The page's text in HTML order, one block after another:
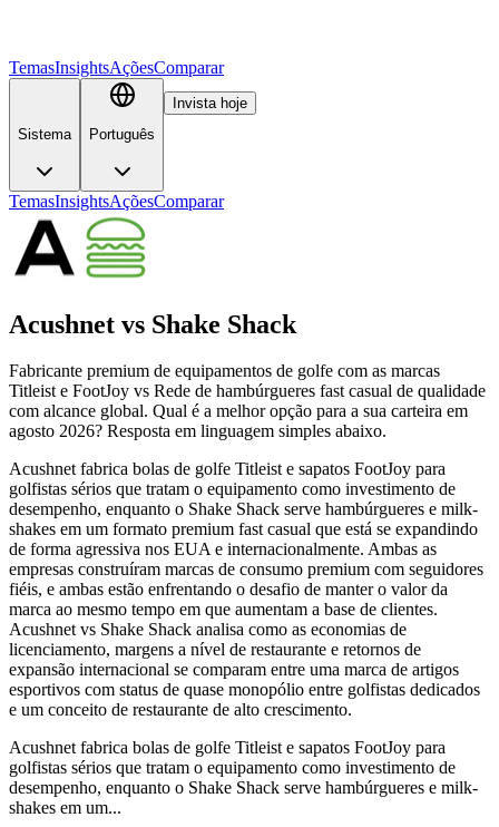
TemasInsightsAçõesComparar
Sistema Português
Invista hoje
TemasInsightsAçõesComparar
Acushnet vs Shake Shack
Fabricante premium de equipamentos de golfe com as marcas
Titleist e FootJoy vs Rede de hambúrgueres fast casual de qualidade
com alcance global. Qual é a melhor opção para a sua carteira em
agosto 2026? Resposta em linguagem simples abaixo.
Acushnet fabrica bolas de golfe Titleist e sapatos FootJoy para
golfistas sérios que tratam o equipamento como investimento de
desempenho, enquanto o Shake Shack serve hambúrgueres e milk-
shakes em um formato premium fast casual que está se expandindo
de forma agressiva nos EUA e internacionalmente. Ambas as
empresas construíram marcas de consumo premium com seguidores
fiéis, e ambas estão enfrentando o desafio de manter o valor da
marca ao mesmo tempo em que aumentam a base de clientes.
Acushnet vs Shake Shack analisa como as economias de
licenciamento, margens a nível de restaurante e retornos de
expansão internacional se comparam entre uma marca de artigos
esportivos com status de quase monopólio entre golfistas dedicados
e um conceito de restaurante de alto crescimento.
Acushnet fabrica bolas de golfe Titleist e sapatos FootJoy para
golfistas sérios que tratam o equipamento como investimento de
desempenho, enquanto o Shake Shack serve hambúrgueres e milk-
shakes em um...